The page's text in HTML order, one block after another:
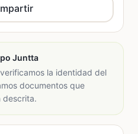
Juntta
la identidad del
documentos que
descrita.